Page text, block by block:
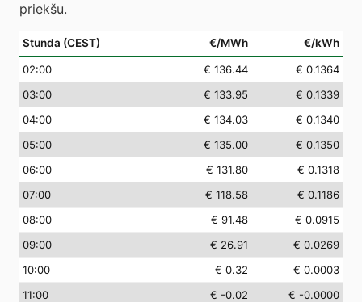
priekšu.
Stunda (CEST) €/MWh €/kWh
02:00 € 136.44
€ 0.1364
03:00 € 133.95
€ 0.1339
04:00 € 134.03
€ 0.1340
05:00 € 135.00
€ 0.1350
06:00 € 131.80
€ 0.1318
07:00 € 118.58
€ 0.1186
08:00 € 91.48
€ 0.0915
09:00 € 26.91
€ 0.0269
10:00 € 0.32
€ 0.0003
11:00 € -0.02
€ -0.0000